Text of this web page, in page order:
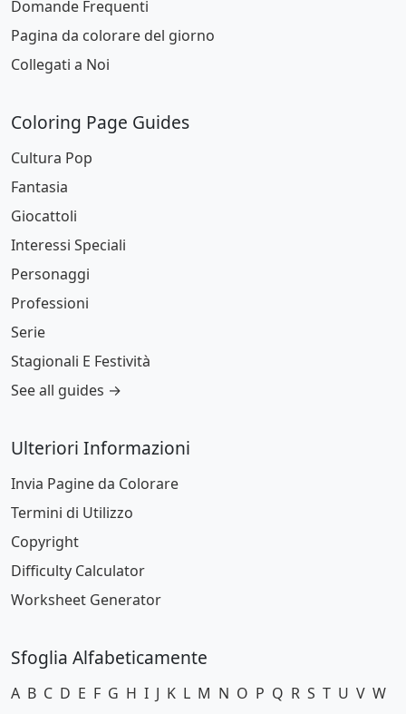
Domande Frequenti
Pagina da colorare del giorno
Collegati a Noi
Coloring Page Guides
Cultura Pop
Fantasia
Giocattoli
Interessi Speciali
Personaggi
Professioni
Serie
Stagionali E Festività
See all guides →
Ulteriori Informazioni
Invia Pagine da Colorare
Termini di Utilizzo
Copyright
Difficulty Calculator
Worksheet Generator
Sfoglia Alfabeticamente
A B C D E F G H I J K L M N O P Q R S T U V W